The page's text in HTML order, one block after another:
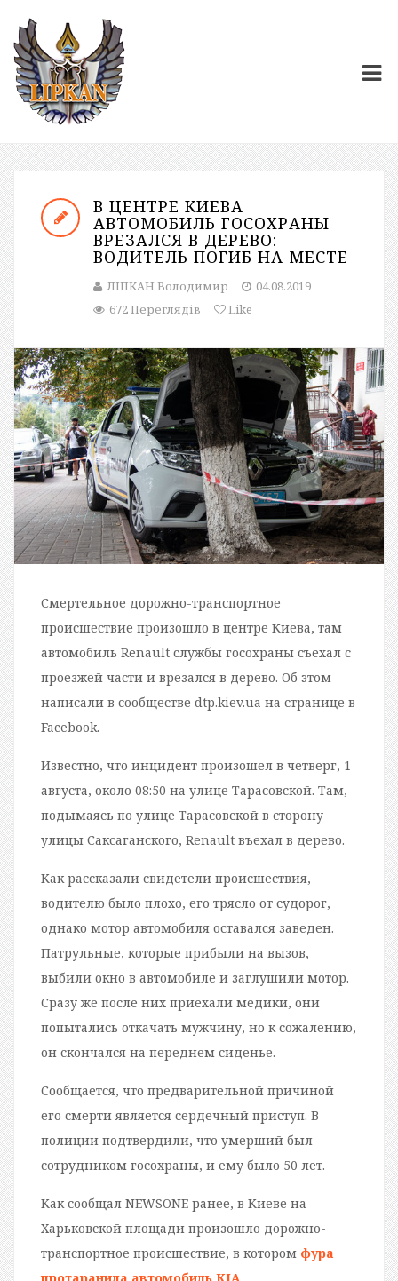
В ЦЕНТРЕ КИЕВА
АВТОМОБИЛЬ ГОСОХРАНЫ
ВРЕЗАЛСЯ В ДЕРЕВО:
ВОДИТЕЛЬ ПОГИБ НА МЕСТЕ
ЛІПКАН Володимир
04.08.2019
672 Переглядів
Like
Смертельное дорожно-транспортное
происшествие произошло в центре Киева, там
автомобиль Renault службы госохраны съехал с
проезжей части и врезался в дерево. Об этом
написали в сообществе dtp.kiev.ua на странице в
Facebook.
Известно, что инцидент произошел в четверг, 1
августа, около 08:50 на улице Тарасовской. Там,
подымаясь по улице Тарасовской в сторону
улицы Саксаганского, Renault въехал в дерево.
Как рассказали свидетели происшествия,
водителю было плохо, его трясло от судорог,
однако мотор автомобиля оставался заведен.
Патрульные, которые прибыли на вызов,
выбили окно в автомобиле и заглушили мотор.
Сразу же после них приехали медики, они
попытались откачать мужчину, но к сожалению,
он скончался на переднем сиденье.
Сообщается, что предварительной причиной
его смерти является сердечный приступ. В
полиции подтвердили, что умерший был
сотрудником госохраны, и ему было 50 лет.
Как сообщал NEWSONE ранее, в Киеве на
Харьковской площади произошло дорожно-
транспортное происшествие, в котором фура
протаранила автомобиль КІА.